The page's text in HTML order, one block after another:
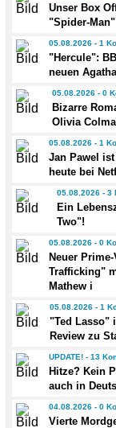
Unser Box
"Spider-
05.08.2026 - 1
"Hercule":
neuen
05.08.2026 - 0
Bizarre
Olivia
05.08.2026 - 1
Jan Pawel
heute bei
05.08.2026 - 3
Ein
Two"!
05.08.2026 - 0
Neuer
Trafficking"
Mathew i
05.08.2026 - 1
"Ted Lasso"
Review zu
UPDATE! - 13
Hitze? Kein
auch in
04.08.2026 - 0
Vierte